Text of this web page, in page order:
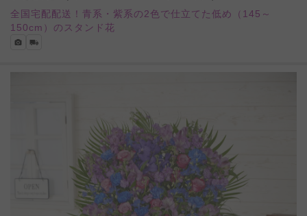
全国宅配配送！青系・紫系の2色で仕立てた低め（145～
150cm）のスタンド花